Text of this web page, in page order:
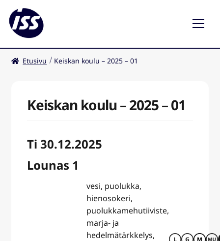
Ravintolat
Etusivu Keiskan koulu – 2025 – 01
Keiskan koulu – 2025 – 01
Ti 30.12.2025
Lounas 1
vesi, puolukka,
hienosokeri,
puolukkamehutiiviste,
marja- ja
hedelmätärkkelys,